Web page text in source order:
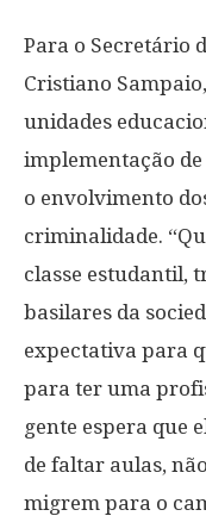
Para o Secretário
Cristiano
unidades
implementação
o envolvimento
criminalidade.
classe estudantil,
basilares da
expectativa para
para ter uma
gente espera que
de faltar aulas,
migrem para o